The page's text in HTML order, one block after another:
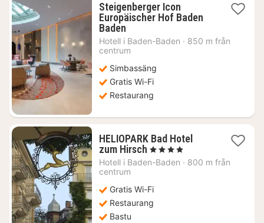
Steigenberger Icon
Europäischer Hof Baden
Baden1
natt
från
kr.
Hotell i Baden-Baden · 850 m från
centrum
Simbassäng
Gratis Wi-Fi
Restaurang
HELIOPARK Bad Hotel
zum Hirsch 1
natt
kr.
, 4 Stjärnor
Hotell i Baden-Baden · 800 m från
centrum
Gratis Wi-Fi
Restaurang
Bastu